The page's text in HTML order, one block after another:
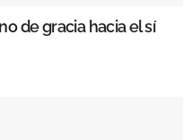
de gracia hacia el sí